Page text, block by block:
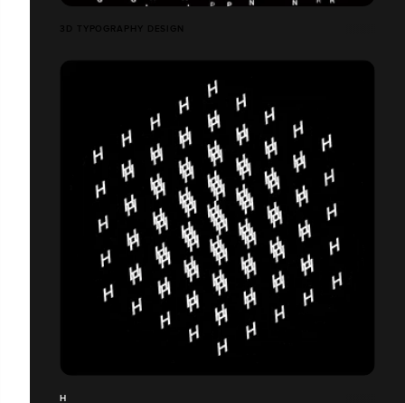
3D TYPOGRAPHY DESIGN
H